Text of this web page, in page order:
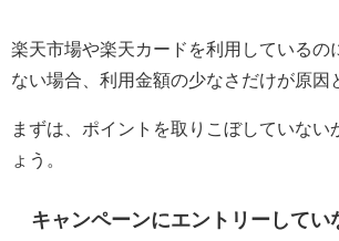
楽天市場や楽天カードを利用しているの
ない場合、利用金額の少なさだけが原因
まずは、ポイントを取りこぼしていない
ょう。
キャンペーンにエントリーしてい